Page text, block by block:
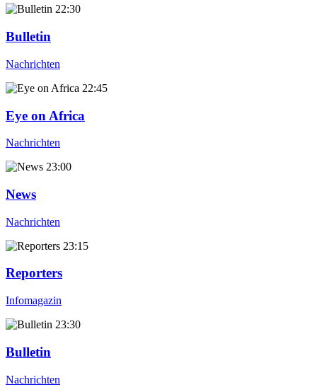
22:30
Bulletin
Nachrichten
22:45
Eye on Africa
Nachrichten
23:00
News
Nachrichten
23:15
Reporters
Infomagazin
23:30
Bulletin
Nachrichten